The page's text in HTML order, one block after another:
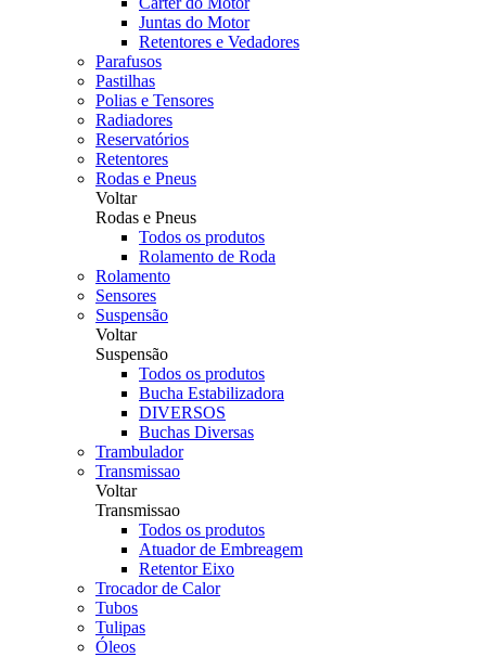
Juntas do Motor
Retentores e Vedadores
Parafusos
Pastilhas
Polias e Tensores
Radiadores
Reservatórios
Retentores
Rodas e Pneus
Voltar
Rodas e Pneus
Todos os produtos
Rolamento de Roda
Rolamento
Sensores
Suspensão
Voltar
Suspensão
Todos os produtos
Bucha Estabilizadora
DIVERSOS
Buchas Diversas
Trambulador
Transmissao
Voltar
Transmissao
Todos os produtos
Atuador de Embreagem
Retentor Eixo
Trocador de Calor
Tubos
Tulipas
Óleos